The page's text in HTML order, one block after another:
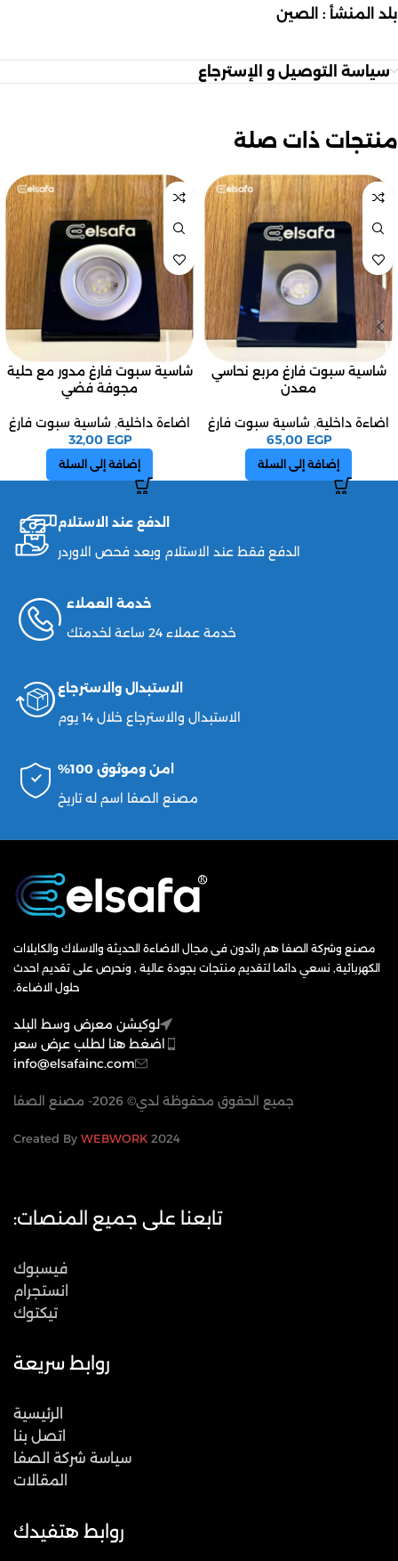
بلد المنشأ : الصين
سياسة التوصيل و الإسترجاع
منتجات ذات صلة
شاسية سبوت فارغ مربع نحاسي
معدن
اضاءة داخلية, شاسية سبوت فارغ
65,00 EGP
إضافة إلى السلة
شاسية سبوت فارغ مدور مع حلية
مجوفة فضي
اضاءة داخلية, شاسية سبوت فارغ
32,00 EGP
إضافة إلى السلة
الدفع عند الاستلام
الدفع فقط عند الاستلام وبعد فحص الاوردر
خدمة العملاء
خدمة عملاء 24 ساعة لخدمتك
الاستبدال والاسترجاع
الاستبدال والاسترجاع خلال 14 يوم
امن وموثوق 100%
مصنع الصفا اسم له تاريخ
مصنع وشركة الصفا هم رائدون فى مجال الاضاءة الحديثة والاسلاك والكابلاات
الكهربائية, نسعي دائما لتقديم منتجات بجودة عالية , ونحرص على تقديم احدث
حلول الاضاءة.
لوكيشن معرض وسط البلد
اضغط هنا لطلب عرض سعر
info@elsafainc.com
جميع الحقوق محفوظة لدي© 2026- مصنع الصفا
2024 Created By
WEBWORK
تابعنا على جميع المنصات:
فيسبوك
انستجرام
تيكتوك
روابط سريعة
الرئيسية
اتصل بنا
سياسة شركة الصفا
المقالات
روابط هتفيدك